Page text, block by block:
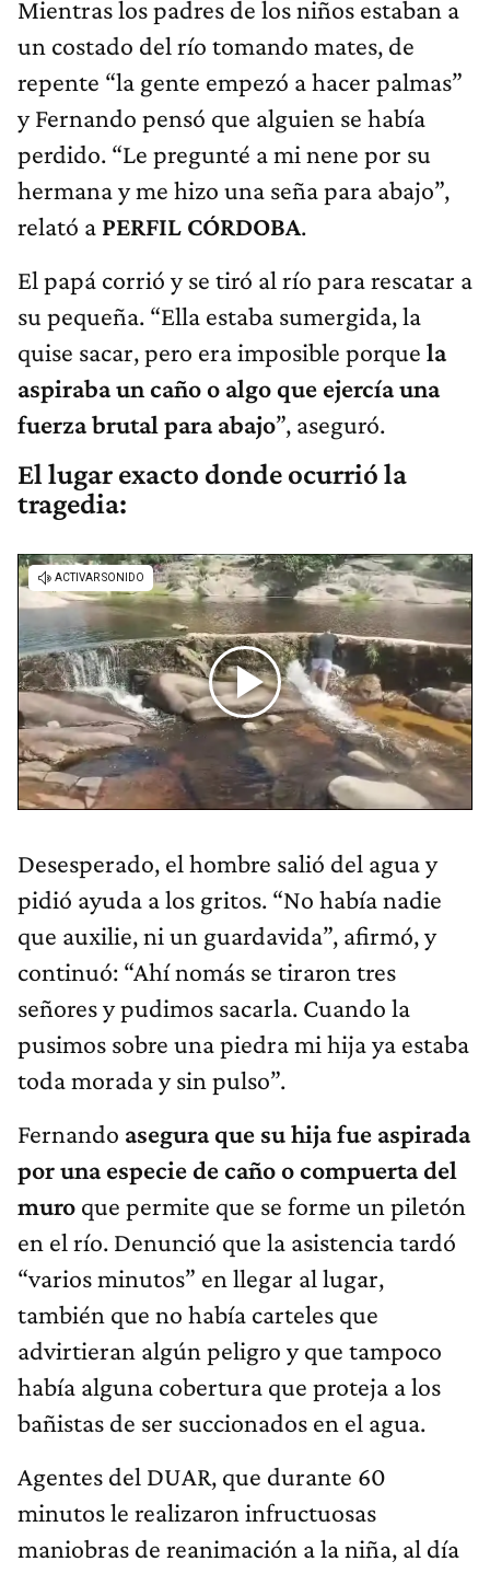
Mientras los padres de los niños estaban a
un costado del río tomando mates, de
repente “la gente empezó a hacer palmas”
y Fernando pensó que alguien se había
perdido. “Le pregunté a mi nene por su
hermana y me hizo una seña para abajo”,
relató a PERFIL CÓRDOBA.
El papá corrió y se tiró al río para rescatar a
su pequeña. “Ella estaba sumergida, la
quise sacar, pero era imposible porque la
aspiraba un caño o algo que ejercía una
fuerza brutal para abajo”, aseguró.
El lugar exacto donde ocurrió la
tragedia:
Desesperado, el hombre salió del agua y
pidió ayuda a los gritos. “No había nadie
que auxilie, ni un guardavida”, afirmó, y
continuó: “Ahí nomás se tiraron tres
señores y pudimos sacarla. Cuando la
pusimos sobre una piedra mi hija ya estaba
toda morada y sin pulso”.
Fernando asegura que su hija fue aspirada
por una especie de caño o compuerta del
muro que permite que se forme un piletón
en el río. Denunció que la asistencia tardó
“varios minutos” en llegar al lugar,
también que no había carteles que
advirtieran algún peligro y que tampoco
había alguna cobertura que proteja a los
bañistas de ser succionados en el agua.
Agentes del DUAR, que durante 60
minutos le realizaron infructuosas
maniobras de reanimación a la niña, al día